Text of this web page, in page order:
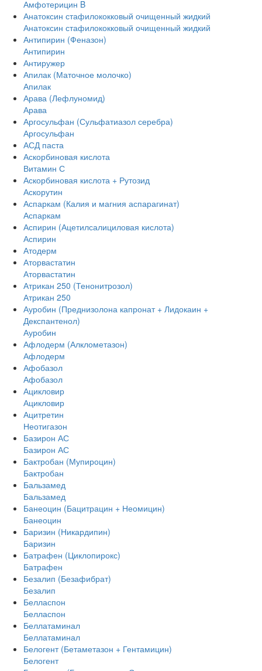
Амфотерицин B
Анатоксин стафилококковый очищенный жидкий
Анатоксин стафилококковый очищенный жидкий
Антипирин (Феназон)
Антипирин
Антиружер
Апилак (Маточное молочко)
Апилак
Арава (Лефлуномид)
Арава
Аргосульфан (Сульфатиазол серебра)
Аргосульфан
АСД паста
Аскорбиновая кислота
Витамин С
Аскорбиновая кислота + Рутозид
Аскорутин
Аспаркам (Калия и магния аспарагинат)
Аспаркам
Аспирин (Ацетилсалициловая кислота)
Аспирин
Атодерм
Аторвастатин
Аторвастатин
Атрикан 250 (Тенонитрозол)
Атрикан 250
Ауробин (Преднизолона капронат + Лидокаин +
Декспантенол)
Ауробин
Афлодерм (Алклометазон)
Афлодерм
Афобазол
Афобазол
Ацикловир
Ацикловир
Ацитретин
Неотигазон
Базирон АС
Базирон АС
Бактробан (Мупироцин)
Бактробан
Бальзамед
Бальзамед
Банеоцин (Бацитрацин + Неомицин)
Банеоцин
Баризин (Никардипин)
Баризин
Батрафен (Циклопирокс)
Батрафен
Безалип (Безафибрат)
Безалип
Белласпон
Белласпон
Беллатаминал
Беллатаминал
Белогент (Бетаметазон + Гентамицин)
Белогент